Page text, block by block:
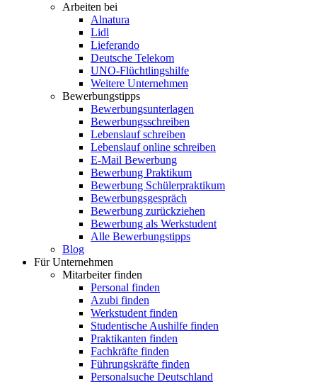
Arbeiten bei
Alnatura
Lidl
Lieferando
Deutsche Telekom
UNO-Flüchtlingshilfe
Weitere Unternehmen
Bewerbungstipps
Bewerbungsunterlagen
Bewerbungsschreiben
Lebenslauf schreiben
Lebenslauf online schreiben
E-Mail Bewerbung
Bewerbung Praktikum
Bewerbung Schülerpraktikum
Bewerbungsgespräch
Bewerbung zurückziehen
Bewerbung als Werkstudent
Alle Bewerbungstipps
Blog
Für Unternehmen
Mitarbeiter finden
Personal finden
Azubi finden
Werkstudent finden
Studentische Aushilfe finden
Praktikanten finden
Fachkräfte finden
Führungskräfte finden
Personalsuche Deutschland